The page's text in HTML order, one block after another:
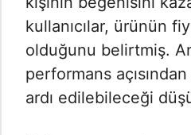
kullanıcılar, ürünün
olduğunu belirtmiş.
performans
ardı edilebileceği